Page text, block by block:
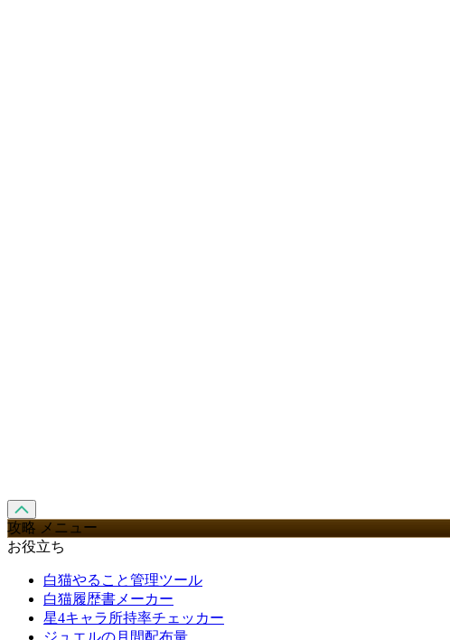
攻略 メニュー
お役立ち
白猫やること管理ツール
白猫履歴書メーカー
星4キャラ所持率チェッカー
ジュエルの月間配布量